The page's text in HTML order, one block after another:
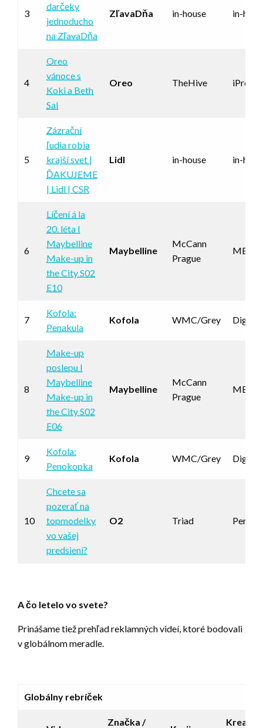
3
darčeky
jednoducho
na ZľavaDňa
ZľavaDňa in-house in-
4
Oreo
vánoce s
Koki a Beth
Sal
Oreo TheHive
5
Zázrační
ľudia robia
krajší svet |
ĎAKUJEME
| Lidl | CSR
Lidl in-house in-
6
Líčení á la
20. léta I
Maybelline
Make-up in
the City S02
E10
Maybelline
McCann
Prague
METS
7
Kofola:
Penakula
Kofola WMC/Grey Digiline
8
Make-up
poslepu I
Maybelline
Make-up in
the City S02
E06
Maybelline
McCann
Prague
METS
9
Kofola:
Penokopka
Kofola WMC/Grey Digiline
10
Chcete sa
pozerať na
topmodelky
vo vašej
predsieni?
O2 Triad
A čo letelo vo svete?
Prinášame tiež prehľad reklamných videí, ktoré bodovali
v globálnom meradle.
Globálny rebríček
Značka /